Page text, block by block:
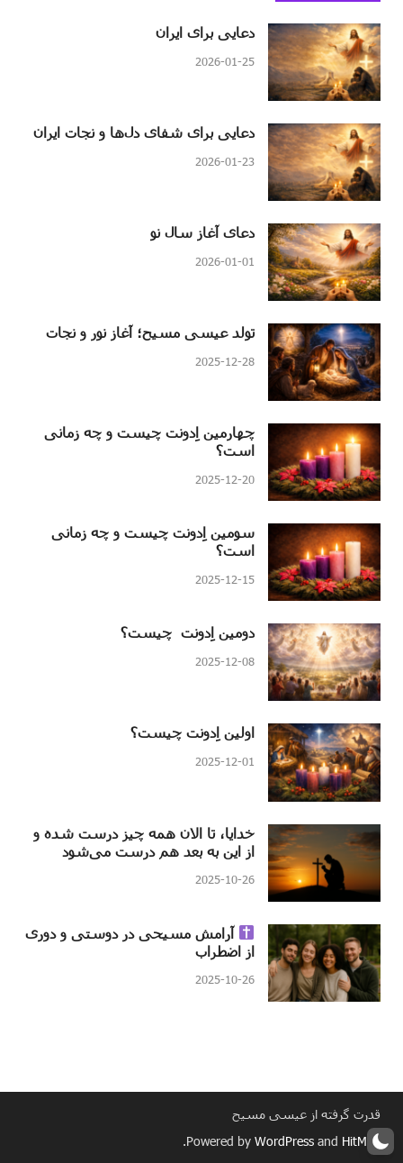
دعایی برای ایران
2026-01-25
دعایی برای شفای دل‌ها و نجات ایران
2026-01-23
دعای آغاز سال نو
2026-01-01
تولد عیسی مسیح؛ آغاز نور و نجات
2025-12-28
چهارمین اِدونت چیست و چه زمانی
است؟
2025-12-20
سومین اِدونت چیست و چه زمانی
است؟
2025-12-15
دومین اِدونت چیست؟
2025-12-08
اولین اِدونت چیست؟
2025-12-01
خدایا، تا الان همه چیز درست شده و
از این به بعد هم درست می‌شود
2025-10-26
آرامش مسیحی در دوستی و دوری
از اضطراب
2025-10-26
قدرت گرفته از عیسی مسیح
Powered by WordPress and HitMag
.